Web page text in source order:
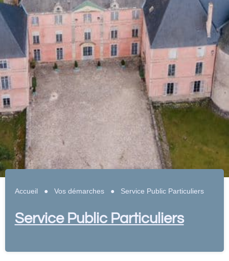
Accueil ● Vos démarches● Service Public Particuliers
Service Public Particuliers